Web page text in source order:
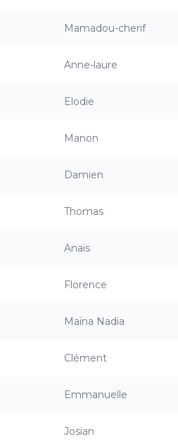
Mamadou-cherif
Anne-laure
Elodie
Manon
Damien
Thomas
Anaïs
Florence
Maïna Nadia
Clément
Emmanuelle
Josian